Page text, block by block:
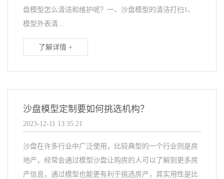
盘模型怎么清洁和维护呢？一、沙盘模型的清洁打扫1、
模型外表清...
了解详情 +
沙盘模型定制要如何挑选机构？
2023-12-11 13:35:21
沙盘在许多行业中广泛使用，比较典型的一个行业则是房
地产，经常会通过模型沙盘让购房的人可以了解到更多房
产信息，通过模型也能更有利于挑选房产，其实用性是比